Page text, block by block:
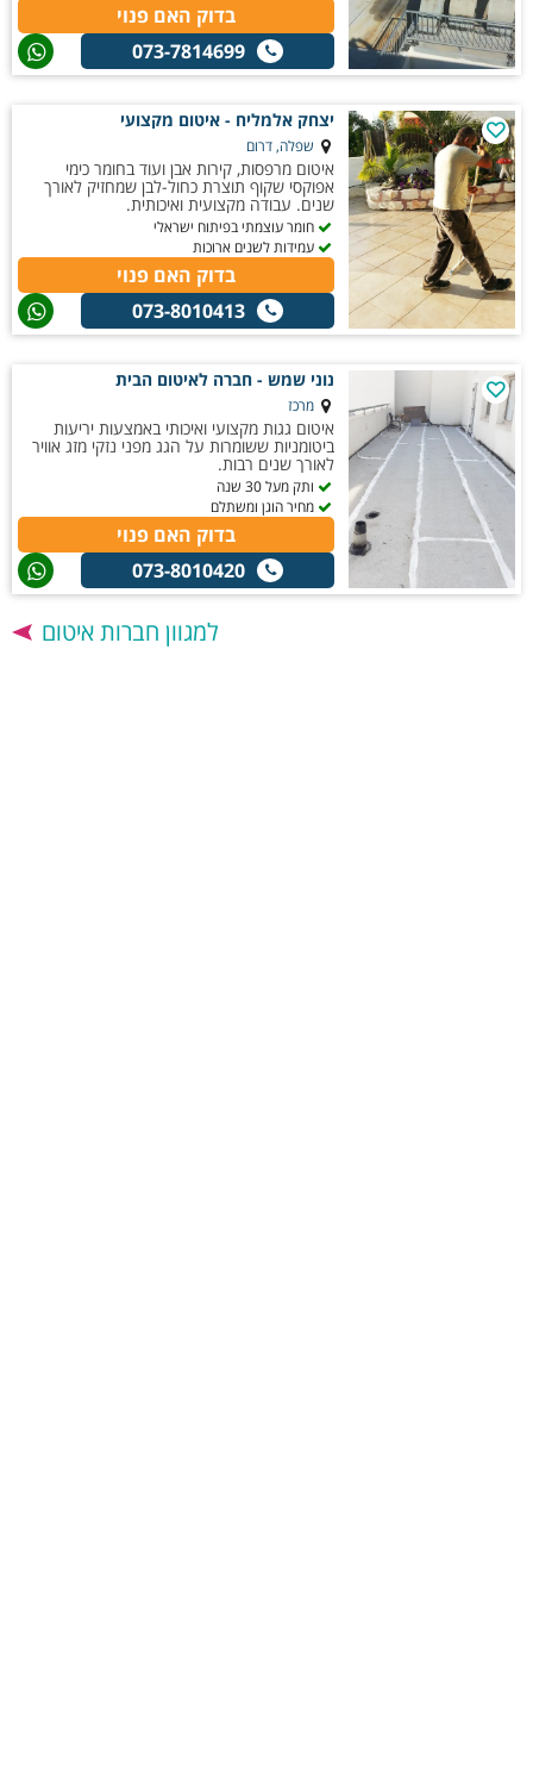
בדוק האם פנוי
073-7814699
יצחק אלמליח - איטום מקצועי
שפלה, דרום
איטום מרפסות, קירות אבן ועוד בחומר כימי
אפוקסי שקוף תוצרת כחול-לבן שמחזיק לאורך
שנים. עבודה מקצועית ואיכותית.
חומר עוצמתי בפיתוח ישראלי
עמידות לשנים ארוכות
בדוק האם פנוי
073-8010413
נוני שמש - חברה לאיטום הבית
מרכז
איטום גגות מקצועי ואיכותי באמצעות יריעות
ביטומניות ששומרות על הגג מפני נזקי מזג אוויר
לאורך שנים רבות.
ותק מעל 30 שנה
מחיר הוגן ומשתלם
בדוק האם פנוי
073-8010420
למגוון חברות איטום